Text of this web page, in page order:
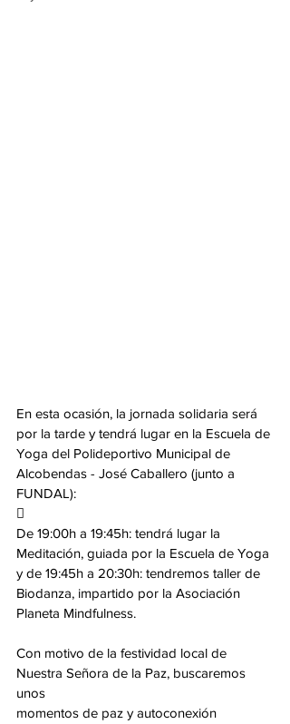
En esta ocasión, la jornada solidaria será
por la tarde y tendrá lugar en la Escuela de
Yoga del Polideportivo Municipal de
Alcobendas - José Caballero (junto a
FUNDAL):

De 19:00h a 19:45h: tendrá lugar la
Meditación, guiada por la Escuela de Yoga
y de 19:45h a 20:30h: tendremos taller de
Biodanza, impartido por la Asociación
Planeta Mindfulness.
Con motivo de la festividad local de
Nuestra Señora de la Paz, buscaremos
unos
momentos de paz y autoconexión